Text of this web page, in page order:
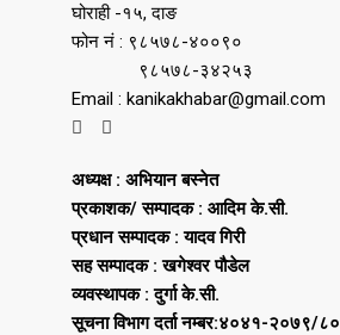
घोराही -१५, दाङ
फोन नं : ९८५७८-४००९०
९८५७८-३४२५३
Email : kanikakhabar@gmail.com
अध्यक्ष : अभियान बस्नेत
प्रकाशक/ सम्पादक : आदिम के.सी.
प्रधान सम्पादक : यादव गिरी
सह सम्पादक : खगेश्वर पौडेल
व्यवस्थापक : दुर्गा के.सी.
सूचना विभाग दर्ता नम्बर:४०४१-२०७९/८०